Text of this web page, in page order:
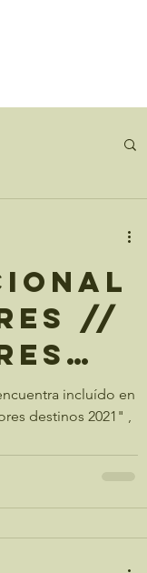
//
incluído en
destinos 2021" ,